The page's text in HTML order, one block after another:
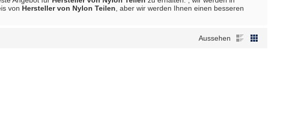
von Hersteller von Nylon Teilen , aber wir werden Ihnen einen besseren
Aussehen